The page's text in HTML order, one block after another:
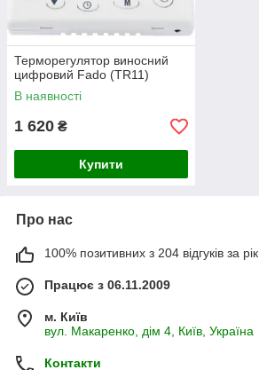
Терморегулятор виносний
цифровий Fado (TR11)
В наявності
1 620 ₴
Купити
Про нас
100% позитивних з 204 відгуків за рік
Працює з 06.11.2009
м. Київ
вул. Макаренко, дім 4, Київ, Україна
Контакти